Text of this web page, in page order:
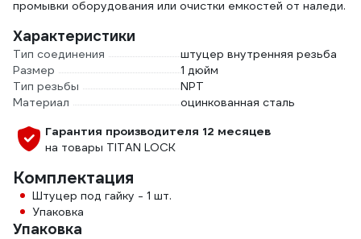
промывки оборудования или очистки емкостей от наледи.
Характеристики
Тип соединения
штуцер внутренняя резьба
Размер
1 дюйм
Тип резьбы
NPT
Материал
оцинкованная сталь
Гарантия производителя 12 месяцев
на товары TITAN LOCK
Комплектация
Штуцер под гайку - 1 шт.
Упаковка
Упаковка